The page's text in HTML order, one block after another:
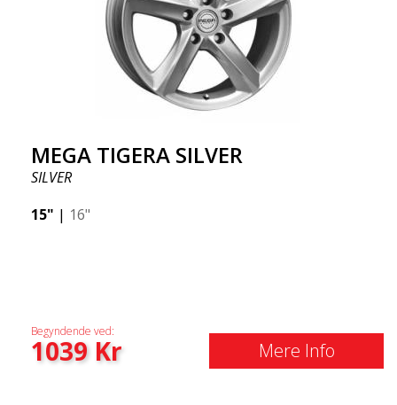
MEGA TIGERA SILVER
SILVER
15" | 16"
Begyndende ved:
1039Kr Mere Info